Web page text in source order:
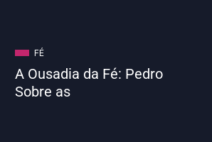
FÉ
A Ousadia da Fé: Pedro
Sobre as